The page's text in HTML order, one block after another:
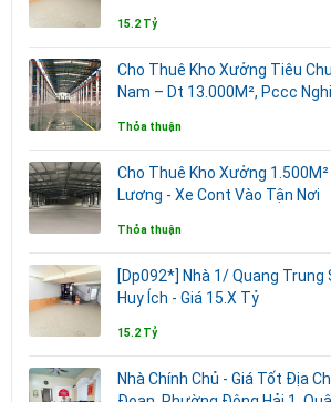
15.2 Tỷ
Cho Thuê Kho Xưởng Tiêu
Nam – Dt 13.000M², Pccc
Thỏa thuận
Cho Thuê Kho Xưởng
Lương - Xe Cont Vào Tận Nơi
Thỏa thuận
[Dp092*] Nhà 1/ Quang Trung
Huy Ích - Giá 15.X Tỷ
15.2 Tỷ
Nhà Chính Chủ - Giá Tốt Địa